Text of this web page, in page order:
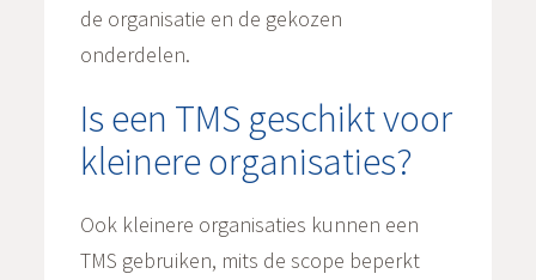
de organisatie en de gekozen
onderdelen.
Is een TMS geschikt voor
kleinere organisaties?
Ook kleinere organisaties kunnen een
TMS gebruiken, mits de scope beperkt